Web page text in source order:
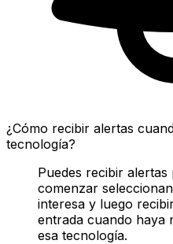
¿Cómo recibir alertas
tecnología?
Puedes recibir alertas
comenzar
interesa y luego
entrada cuando haya
esa tecnología.